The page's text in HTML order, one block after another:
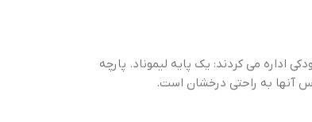
اداره می کردند: یک پایه لیموناد. پارچه
آنها به راحتی درخشان است.